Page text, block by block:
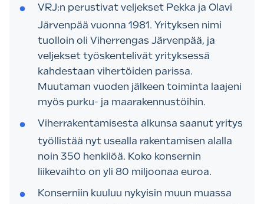
VRJ:n perustivat veljekset Pekka ja Olavi
Järvenpää vuonna 1981. Yrityksen nimi
tuolloin oli Viherrengas Järvenpää, ja
veljekset työskentelivät yrityksessä
kahdestaan vihertöiden parissa.
Muutaman vuoden jälkeen toiminta laajeni
myös purku- ja maarakennustöihin.
Viherrakentamisesta alkunsa saanut yritys
työllistää nyt usealla rakentamisen alalla
noin 350 henkilöä. Koko konsernin
liikevaihto on yli 80 miljoonaa euroa.
Konserniin kuuluu nykyisin muun muassa